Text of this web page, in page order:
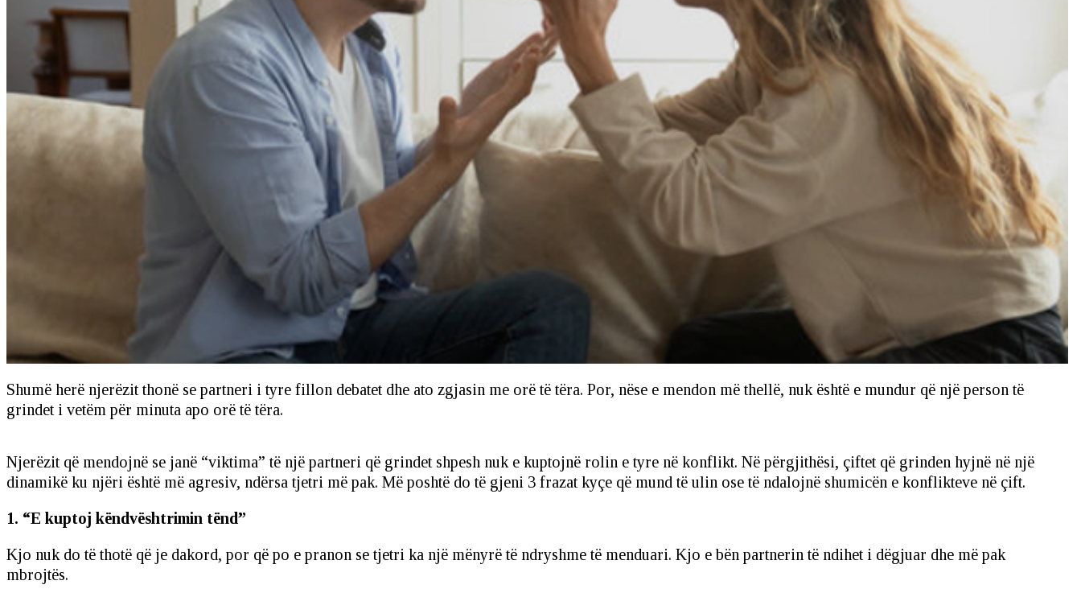
Shumë herë njerëzit thonë se partneri i tyre fillon debatet dhe ato zgjasin me orë të tëra. Por, nëse e mendon më thellë, nuk është e mundur që një person të
grindet i vetëm për minuta apo orë të tëra.
Njerëzit që mendojnë se janë “viktima” të një partneri që grindet shpesh nuk e kuptojnë rolin e tyre në konflikt. Në përgjithësi, çiftet që grinden hyjnë në një
dinamikë ku njëri është më agresiv, ndërsa tjetri më pak. Më poshtë do të gjeni 3 frazat kyçe që mund të ulin ose të ndalojnë shumicën e konflikteve në çift.
1. “E kuptoj këndvështrimin tënd”
Kjo nuk do të thotë që je dakord, por që po e pranon se tjetri ka një mënyrë të ndryshme të menduari. Kjo e bën partnerin të ndihet i dëgjuar dhe më pak
mbrojtës.